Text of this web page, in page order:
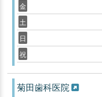
金
土
日
祝
菊田歯科医院